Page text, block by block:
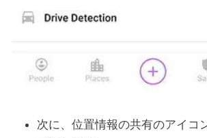
次に、位置情報の共有のアイコ